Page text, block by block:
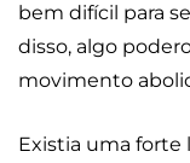
bem difícil para
disso, algo
movimento
Existia uma forte